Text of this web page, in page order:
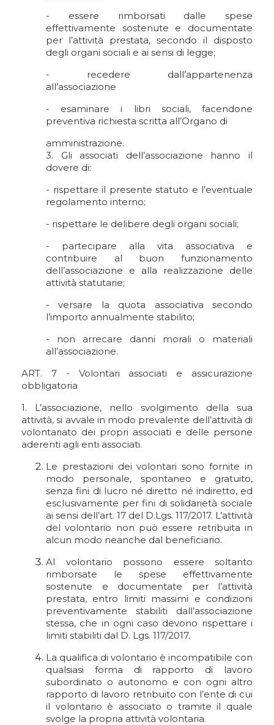
- essere rimborsati dalle spese
effettivamente sostenute e documentate
per l’attività prestata, secondo il disposto
degli organi sociali e ai sensi di legge;
- recedere dall’appartenenza
all’associazione
- esaminare i libri sociali, facendone
preventiva richiesta scritta all’Organo di
amministrazione.
3. Gli associati dell’associazione hanno il
dovere di:
- rispettare il presente statuto e l’eventuale
regolamento interno;
- rispettare le delibere degli organi sociali;
- partecipare alla vita associativa e
contribuire al buon funzionamento
dell’associazione e alla realizzazione delle
attività statutarie;
- versare la quota associativa secondo
l’importo annualmente stabilito;
- non arrecare danni morali o materiali
all’associazione.
ART. 7 - Volontari associati e assicurazione
obbligatoria
1. L’associazione, nello svolgimento della sua
attività, si avvale in modo prevalente dell’attività di
volontariato dei propri associati e delle persone
aderenti agli enti associati.
Le prestazioni dei volontari sono fornite in
modo personale, spontaneo e gratuito,
senza fini di lucro né diretto né indiretto, ed
esclusivamente per fini di solidarietà sociale
ai sensi dell’art. 17 del D.Lgs. 117/2017. L’attività
del volontario non può essere retribuita in
alcun modo neanche dal beneficiario.
Al volontario possono essere soltanto
rimborsate le spese effettivamente
sostenute e documentate per l’attività
prestata, entro limiti massimi e condizioni
preventivamente stabiliti dall’associazione
stessa, che in ogni caso devono rispettare i
limiti stabiliti dal D. Lgs. 117/2017.
La qualifica di volontario è incompatibile con
qualsiasi forma di rapporto di lavoro
subordinato o autonomo e con ogni altro
rapporto di lavoro retribuito con l’ente di cui
il volontario è associato o tramite il quale
svolge la propria attività volontaria.